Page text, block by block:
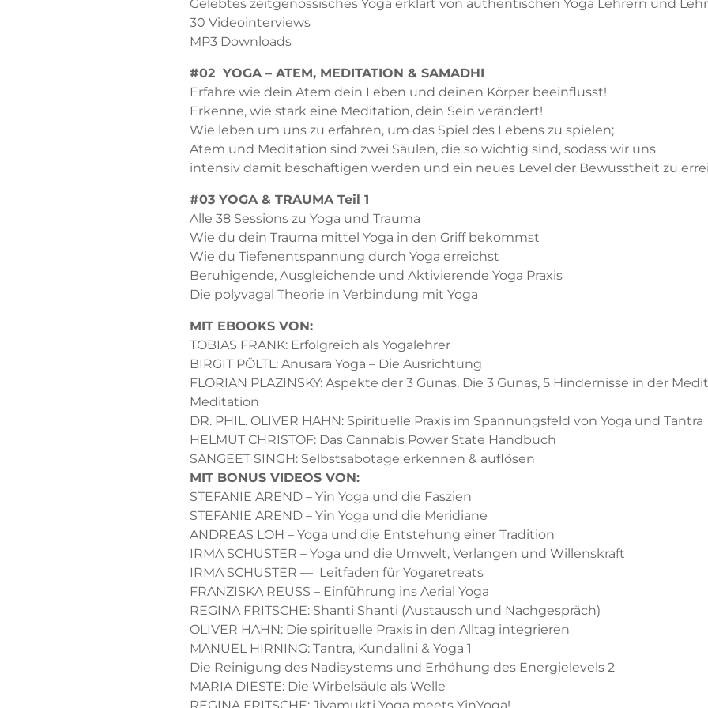
Gelebtes zeitgenössisches Yoga erklärt von authentischen Yoga Lehrern und
30 Videointerviews
MP3 Downloads
#02 YOGA – ATEM, MEDITATION & SAMADHI
Erfahre wie dein Atem dein Leben und deinen Körper beeinflusst!
Erkenne, wie stark eine Meditation, dein Sein verändert!
Wie leben um uns zu erfahren, um das Spiel des Lebens zu spielen;
Atem und Meditation sind zwei Säulen, die so wichtig sind, sodass wir uns
intensiv damit beschäftigen werden und ein neues Level der Bewusstheit zu
#03 YOGA & TRAUMA Teil 1
Alle 38 Sessions zu Yoga und Trauma
Wie du dein Trauma mittel Yoga in den Griff bekommst
Wie du Tiefenentspannung durch Yoga erreichst
Beruhigende, Ausgleichende und Aktivierende Yoga Praxis
Die polyvagal Theorie in Verbindung mit Yoga
MIT EBOOKS VON:
TOBIAS FRANK: Erfolgreich als Yogalehrer
BIRGIT PÖLTL: Anusara Yoga – Die Ausrichtung
FLORIAN PLAZINSKY: Aspekte der 3 Gunas, Die 3 Gunas, 5 Hindernisse in der
Meditation
DR. PHIL. OLIVER HAHN: Spirituelle Praxis im Spannungsfeld von Yoga und Tantra
HELMUT CHRISTOF: Das Cannabis Power State Handbuch
SANGEET SINGH: Selbstsabotage erkennen & auflösen
MIT BONUS VIDEOS VON:
STEFANIE AREND – Yin Yoga und die Faszien
STEFANIE AREND – Yin Yoga und die Meridiane
ANDREAS LOH – Yoga und die Entstehung einer Tradition
IRMA SCHUSTER – Yoga und die Umwelt, Verlangen und Willenskraft
IRMA SCHUSTER — Leitfaden für Yogaretreats
FRANZISKA REUSS – Einführung ins Aerial Yoga
REGINA FRITSCHE: Shanti Shanti (Austausch und Nachgespräch)
OLIVER HAHN: Die spirituelle Praxis in den Alltag integrieren
MANUEL HIRNING: Tantra, Kundalini& Yoga 1
Die Reinigung des Nadisystems und Erhöhung des Energielevels 2
MARIA DIESTE: Die Wirbelsäule als Welle
REGINA FRITSCHE: Jivamukti Yoga meets YinYoga!